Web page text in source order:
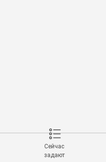
Сейчас
задают